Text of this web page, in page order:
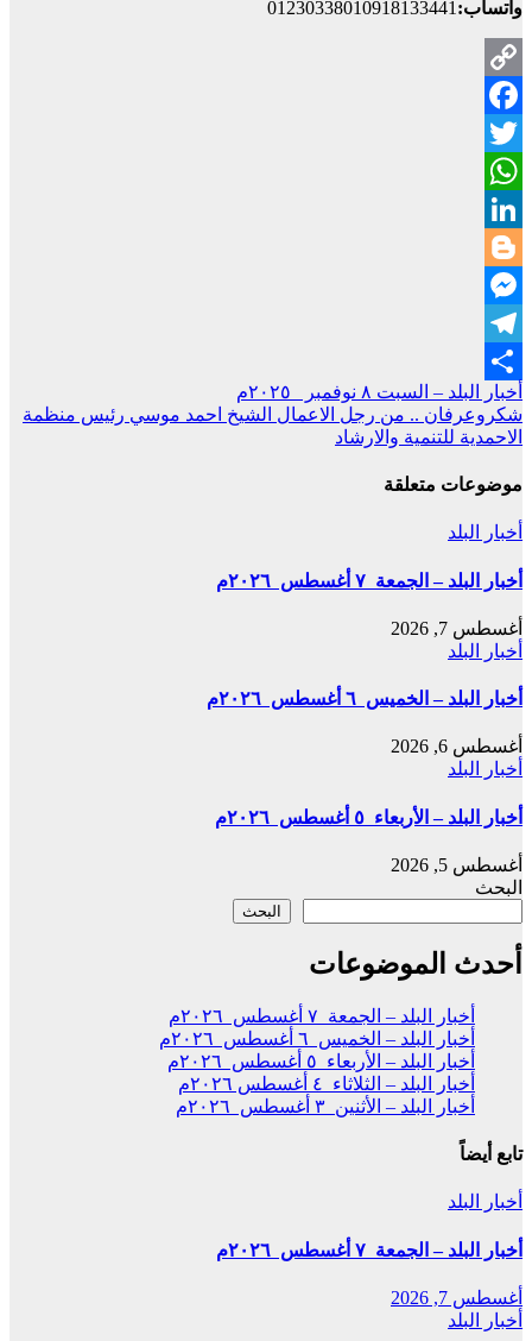
واتساب: 01230338010918133441
Copy
Link
Facebook
Twitter
WhatsApp
LinkedIn
Blogger
Messenger
Telegram
Share
تصفّح
المقالات
أخبار البلد – السبت ٨ نوفمبر ٢٠٢٥م
شكروعرفان .. من رجل الاعمال الشيخ احمد موسي رئيس منظمة
الاحمدية للتنمية والارشاد
موضوعات متعلقة
أخبار البلد
أخبار البلد – الجمعة ٧ أغسطس ٢٠٢٦م
أغسطس 7, 2026
أخبار البلد
أخبار البلد – الخميس ٦ أغسطس ٢٠٢٦م
أغسطس 6, 2026
أخبار البلد
أخبار البلد – الأربعاء ٥ أغسطس ٢٠٢٦م
أغسطس 5, 2026
البحث
البحث
أحدث الموضوعات
أخبار البلد – الجمعة ٧ أغسطس ٢٠٢٦م
أخبار البلد – الخميس ٦ أغسطس ٢٠٢٦م
أخبار البلد – الأربعاء ٥ أغسطس ٢٠٢٦م
أخبار البلد – الثلاثاء ٤ أغسطس ٢٠٢٦م
أخبار البلد – الأثنين ٣ أغسطس ٢٠٢٦م
تابع أيضاً
أخبار البلد
أخبار البلد – الجمعة ٧ أغسطس ٢٠٢٦م
أغسطس 7, 2026
أخبار البلد